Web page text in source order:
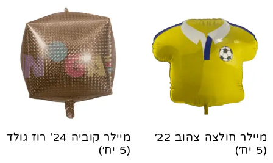
מיילר חולצה צהוב 22׳
(5 יח׳)
מיילר קוביה 24' רוז גולד
(5 יח׳)